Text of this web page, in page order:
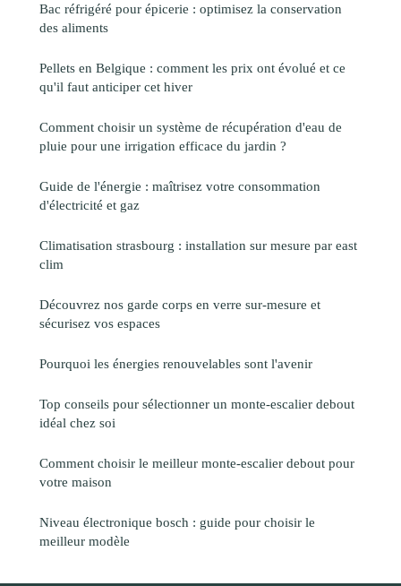
Bac réfrigéré pour épicerie : optimisez la conservation
des aliments
Pellets en Belgique : comment les prix ont évolué et ce
qu'il faut anticiper cet hiver
Comment choisir un système de récupération d'eau de
pluie pour une irrigation efficace du jardin ?
Guide de l'énergie : maîtrisez votre consommation
d'électricité et gaz
Climatisation strasbourg : installation sur mesure par east
clim
Découvrez nos garde corps en verre sur-mesure et
sécurisez vos espaces
Pourquoi les énergies renouvelables sont l'avenir
Top conseils pour sélectionner un monte-escalier debout
idéal chez soi
Comment choisir le meilleur monte-escalier debout pour
votre maison
Niveau électronique bosch : guide pour choisir le
meilleur modèle